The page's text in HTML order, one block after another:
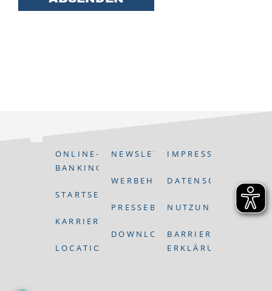
ONLINE-
BANKING
STARTSEITE
KARRIERE
LOCATIONS
NEWSLETTERANMELDUNG
WERBEHINWEIS
PRESSEBEREICH
DOWNLOADS
IMPRESSUM
DATENSCHUTZ
ERKLÄRUNG